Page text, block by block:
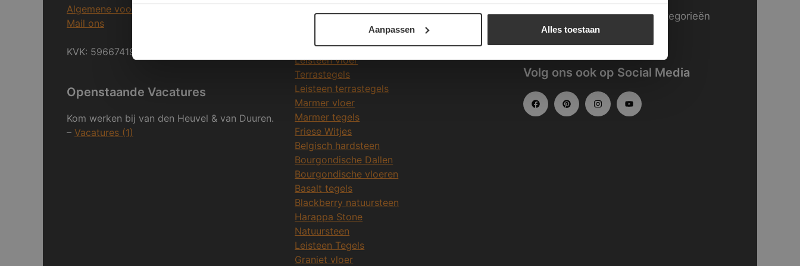
Aanpassen Alles toestaan
Algemene voorwaarden
Mail ons
KVK: 59667419
Openstaande Vacatures
Kom werken bij van den Heuvel & van Duuren.
– Vacatures (1)
Meeste Gezochte Natuursteen
Natuursteen vloeren
Leisteen vloer
Terrastegels
Leisteen terrastegels
Marmer vloer
Marmer tegels
Friese Witjes
Belgisch hardsteen
Bourgondische Dallen
Bourgondische vloeren
Basalt tegels
Blackberry natuursteen
Harappa Stone
Natuursteen
Leisteen Tegels
Graniet vloer
Bekijkhieronze website in categorieën
ingedeeld.
Volg ons ook op Social Media